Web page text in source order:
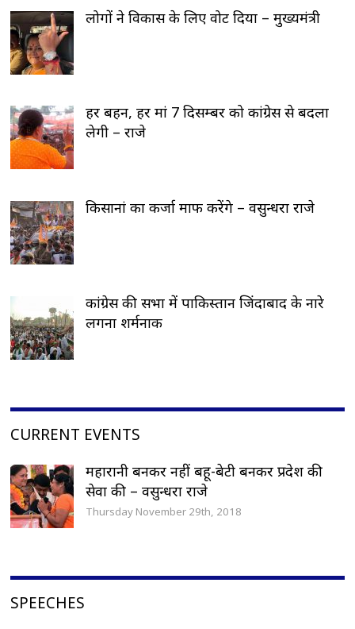
लोगों ने विकास के लिए वोट दिया – मुख्यमंत्री
हर बहन, हर मां 7 दिसम्बर को कांग्रेस से बदला
लेगी – राजे
किसानां का कर्जा माफ करेंगे – वसुन्धरा राजे
कांग्रेस की सभा में पाकिस्तान जिंदाबाद के नारे
लगना शर्मनाक
CURRENT EVENTS
महारानी बनकर नहीं बहू-बेटी बनकर प्रदेश की
सेवा की – वसुन्धरा राजे
Thursday November 29th, 2018
SPEECHES